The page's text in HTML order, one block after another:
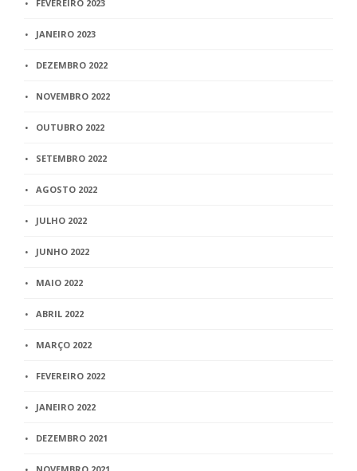
FEVEREIRO 2023
JANEIRO 2023
DEZEMBRO 2022
NOVEMBRO 2022
OUTUBRO 2022
SETEMBRO 2022
AGOSTO 2022
JULHO 2022
JUNHO 2022
MAIO 2022
ABRIL 2022
MARÇO 2022
FEVEREIRO 2022
JANEIRO 2022
DEZEMBRO 2021